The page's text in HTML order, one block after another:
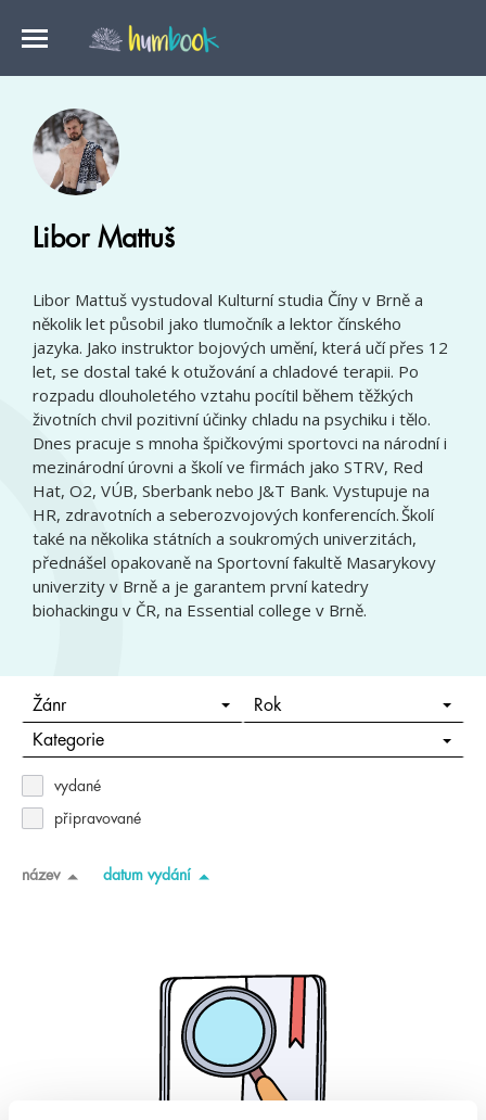
Libor Mattuš
Libor Mattuš vystudoval Kulturní studia Číny v Brně a
několik let působil jako tlumočník a lektor čínského
jazyka. Jako instruktor bojových umění, která učí přes 12
let, se dostal také k otužování a chladové terapii. Po
rozpadu dlouholetého vztahu pocítil během těžkých
životních chvil pozitivní účinky chladu na psychiku i tělo.
Dnes pracuje s mnoha špičkovými sportovci na národní i
mezinárodní úrovni a školí ve firmách jako STRV, Red
Hat, O2, VÚB, Sberbank nebo J&T Bank. Vystupuje na
HR, zdravotních a seberozvojových konferencích. Školí
také na několika státních a soukromých univerzitách,
přednášel opakovaně na Sportovní fakultě Masarykovy
univerzity v Brně a je garantem první katedry
biohackingu v ČR, na Essential college v Brně.
Žánr Rok
Kategorie
vydané
připravované
název datum vydání